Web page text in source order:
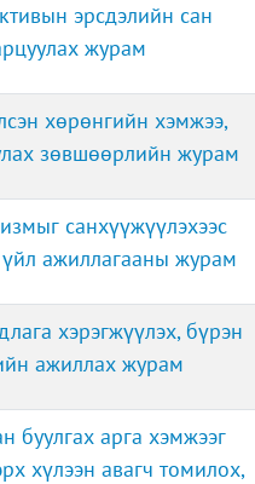
эрсдэлийн сан
журам
хөрөнгийн хэмжээ,
зөвшөөрлийн журам
санхүүжүүлэхээс
ажиллагааны журам
хэрэгжүүлэх, бүрэн
ажиллах журам
буулгах арга хэмжээг
хүлээн авагч томилох,